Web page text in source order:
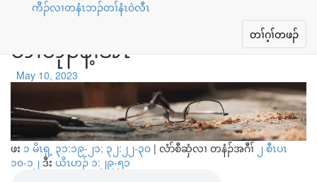
ကိိၣ်လၢတနံၤဘၣ်တၢ်နံၤ၀ဲလီၤ
Toggle
navigation
တၢ်ဂ့ၢ်တဖၣ်
ကစၢ်တၢ်ဂီၤတၢ်ဖီၣ်တဖၣ် လၢဘၣ်
တၢ်ဟုၣ်န့ၢ်အီၤ
May 10, 2023
ဖး ၁ မိၤရှ့ ၃၁:၁၉-၂၁; ၃၂:၂၂-၃၀ | လံာ်စီဆှံလၢ တနံၣ်အဂီၢ် ၂ စီၤပၤ
၁၀-၁၂ ဒီး ယိၤဟၣ် ၁:၂၉-၅၁